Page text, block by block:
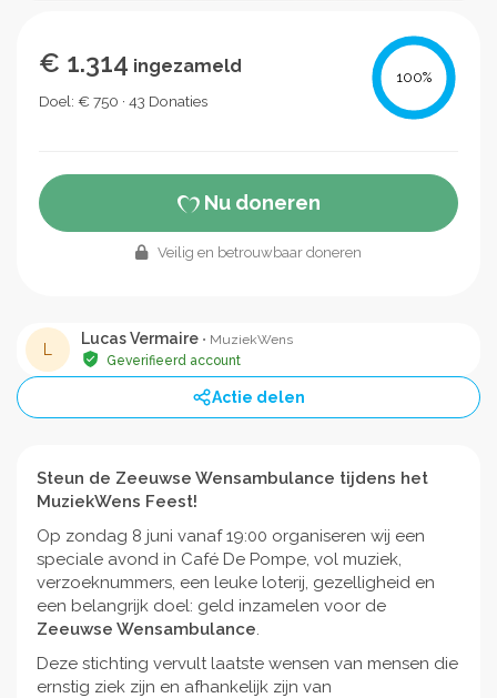
€ 1.314 ingezameld
Doel: € 750 · 43 Donaties
100%
Nu doneren
Veilig en betrouwbaar doneren
Lucas Vermaire • MuziekWens
Geverifieerd account
Actie delen
Steun de Zeeuwse Wensambulance tijdens het
MuziekWens Feest!
Op zondag 8 juni vanaf 19:00 organiseren wij een
speciale avond in Café De Pompe, vol muziek,
verzoeknummers, een leuke loterij, gezelligheid en
een belangrijk doel: geld inzamelen voor de
Zeeuwse Wensambulance.
Deze stichting vervult laatste wensen van mensen die
ernstig ziek zijn en afhankelijk zijn van